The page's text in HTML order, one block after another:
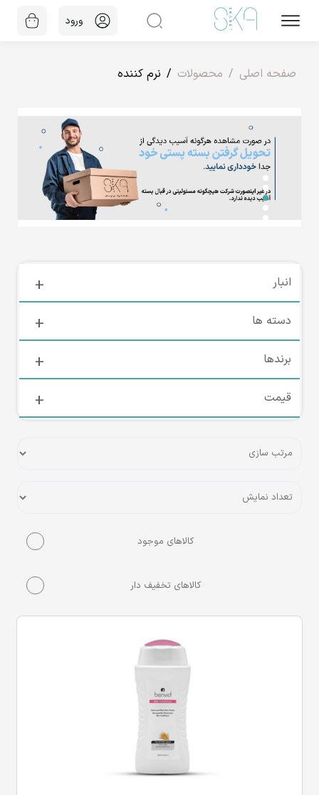
ورود
صفحه اصلی محصولات نرم کننده
انبار
دسته ها
برندها
قیمت
کالاهای موجود
کالاهای تخفیف دار